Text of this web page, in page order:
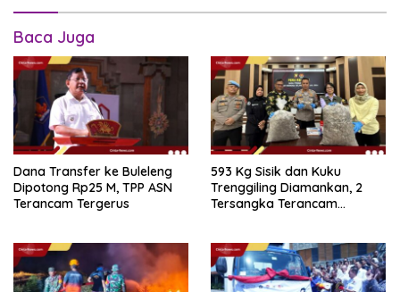
Baca Juga
Dana Transfer ke Buleleng
Dipotong Rp25 M, TPP ASN
Terancam Tergerus
593 Kg Sisik dan Kuku
Trenggiling Diamankan, 2
Tersangka Terancam